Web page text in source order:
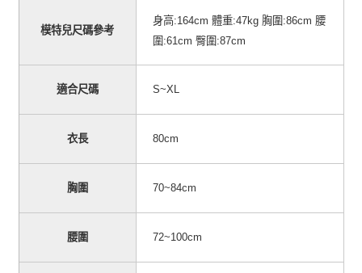
模特兒尺碼參考
身高:164cm 體重:47kg 胸圍:86cm 腰
圍:61cm 臀圍:87cm
適合尺碼 S~XL
衣長 80cm
胸圍 70~84cm
腰圍 72~100cm